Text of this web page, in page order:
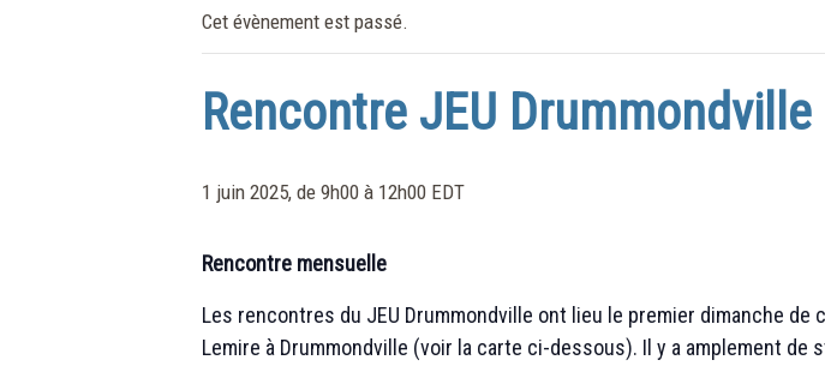
Cet évènement est passé.
Rencontre JEU Drummondville
1 juin 2025, de 9h00 à 12h00 EDT
Rencontre mensuelle
Les rencontres du JEU Drummondville ont lieu le premier dimanche de
Lemire à Drummondville (voir la carte ci-dessous). Il y a amplement de